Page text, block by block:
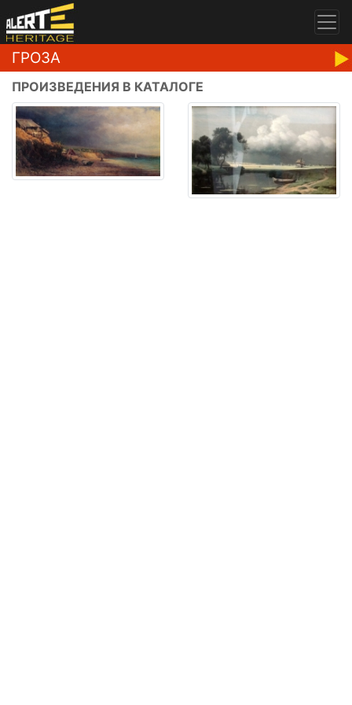
ГРОЗА
ПРОИЗВЕДЕНИЯ В КАТАЛОГЕ